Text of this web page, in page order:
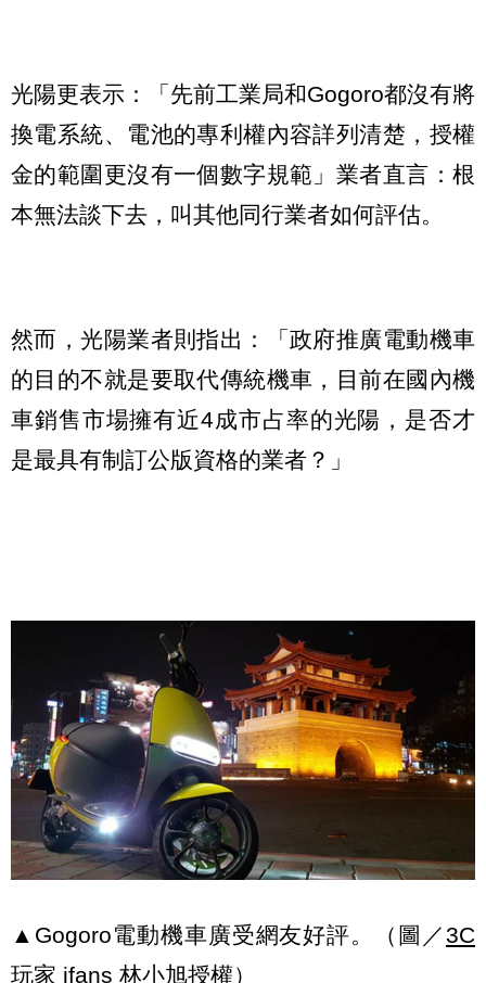
光陽更表示：「先前工業局和Gogoro都沒有將
換電系統、電池的專利權內容詳列清楚，授權
金的範圍更沒有一個數字規範」業者直言：根
本無法談下去，叫其他同行業者如何評估。
然而，光陽業者則指出：「政府推廣電動機車
的目的不就是要取代傳統機車，目前在國內機
車銷售市場擁有近4成市占率的光陽，是否才
是最具有制訂公版資格的業者？」
▲Gogoro電動機車廣受網友好評。（圖／3C
玩家 ifans 林小旭授權）